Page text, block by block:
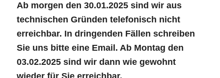
Ab morgen den 30.01.2025 sind wir aus
technischen Gründen telefonisch nicht
erreichbar. In dringenden Fällen schreiben
Sie uns bitte eine Email. Ab Montag den
03.02.2025 sind wir dann wie gewohnt